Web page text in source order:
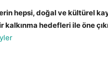
hepsi, doğal ve kültürel
kalkınma hedefleri ile öne